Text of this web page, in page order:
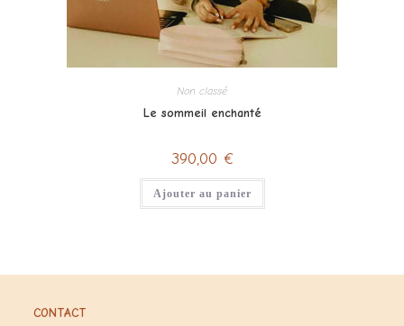
Non classé
Le sommeil enchanté
390,00 €
Ajouter au panier
CONTACT